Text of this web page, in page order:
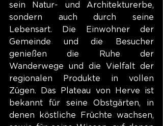
sein Natur- und Architekturerbe,
sondern auch durch seine
Lebensart. Die Einwohner der
Gemeinde und die Besucher
genießen die Ruhe der
Wanderwege und die Vielfalt der
regionalen Produkte in vollen
Zügen. Das Plateau von Herve ist
bekannt für seine Obstgärten, in
denen köstliche Früchte wachsen,